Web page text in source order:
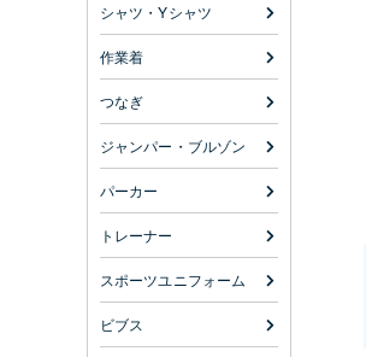
シャツ・Yシャツ
作業着
つなぎ
ジャンパー・ブルゾン
パーカー
トレーナー
スポーツユニフォーム
ビブス